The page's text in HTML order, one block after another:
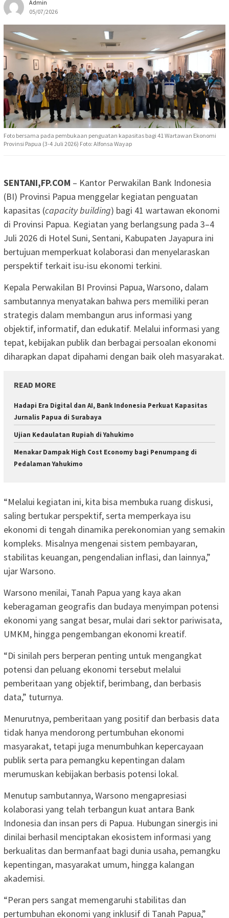
Admin
05/07/2026
Foto bersama pada pembukaan penguatan kapasitas bagi 41 Wartawan Ekonomi
Provinsi Papua (3-4 Juli 2026) Foto: Alfonsa Wayap
SENTANI,FP.COM – Kantor Perwakilan Bank Indonesia
(BI) Provinsi Papua menggelar kegiatan penguatan
kapasitas (capacity building) bagi 41 wartawan ekonomi
di Provinsi Papua. Kegiatan yang berlangsung pada 3–4
Juli 2026 di Hotel Suni, Sentani, Kabupaten Jayapura ini
bertujuan memperkuat kolaborasi dan menyelaraskan
perspektif terkait isu-isu ekonomi terkini.
Kepala Perwakilan BI Provinsi Papua, Warsono, dalam
sambutannya menyatakan bahwa pers memiliki peran
strategis dalam membangun arus informasi yang
objektif, informatif, dan edukatif. Melalui informasi yang
tepat, kebijakan publik dan berbagai persoalan ekonomi
diharapkan dapat dipahami dengan baik oleh masyarakat.
READ MORE
Hadapi Era Digital dan AI, Bank Indonesia Perkuat Kapasitas
Jurnalis Papua di Surabaya
Ujian Kedaulatan Rupiah di Yahukimo
Menakar Dampak High Cost Economy bagi Penumpang di
Pedalaman Yahukimo
“Melalui kegiatan ini, kita bisa membuka ruang diskusi,
saling bertukar perspektif, serta memperkaya isu
ekonomi di tengah dinamika perekonomian yang semakin
kompleks. Misalnya mengenai sistem pembayaran,
stabilitas keuangan, pengendalian inflasi, dan lainnya,”
ujar Warsono.
Warsono menilai, Tanah Papua yang kaya akan
keberagaman geografis dan budaya menyimpan potensi
ekonomi yang sangat besar, mulai dari sektor pariwisata,
UMKM, hingga pengembangan ekonomi kreatif.
“Di sinilah pers berperan penting untuk mengangkat
potensi dan peluang ekonomi tersebut melalui
pemberitaan yang objektif, berimbang, dan berbasis
data,” tuturnya.
Menurutnya, pemberitaan yang positif dan berbasis data
tidak hanya mendorong pertumbuhan ekonomi
masyarakat, tetapi juga menumbuhkan kepercayaan
publik serta para pemangku kepentingan dalam
merumuskan kebijakan berbasis potensi lokal.
Menutup sambutannya, Warsono mengapresiasi
kolaborasi yang telah terbangun kuat antara Bank
Indonesia dan insan pers di Papua. Hubungan sinergis ini
dinilai berhasil menciptakan ekosistem informasi yang
berkualitas dan bermanfaat bagi dunia usaha, pemangku
kepentingan, masyarakat umum, hingga kalangan
akademisi.
“Peran pers sangat memengaruhi stabilitas dan
pertumbuhan ekonomi yang inklusif di Tanah Papua,”